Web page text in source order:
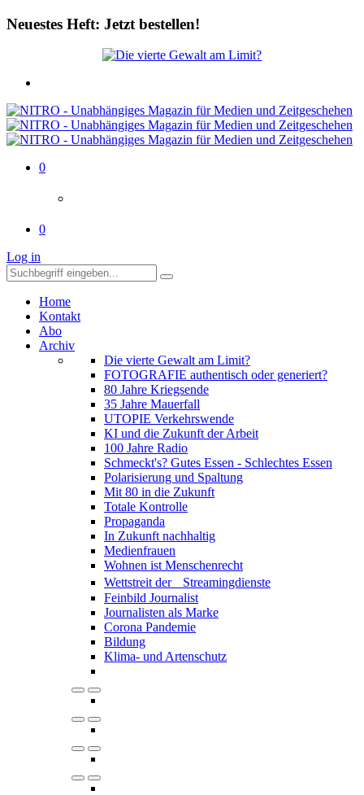
Neuestes Heft: Jetzt bestellen!
0
0
Log in
Home
Kontakt
Abo
Archiv
Die vierte Gewalt am Limit?
FOTOGRAFIE authentisch oder generiert?
80 Jahre Kriegsende
35 Jahre Mauerfall
UTOPIE Verkehrswende
KI und die Zukunft der Arbeit
100 Jahre Radio
Schmeckt's? Gutes Essen - Schlechtes Essen
Polarisierung und Spaltung
Mit 80 in die Zukunft
Totale Kontrolle
Propaganda
In Zukunft nachhaltig
Medienfrauen
Wohnen ist Menschenrecht
Wettstreit der Streamingdienste
Feinbild Journalist
Journalisten als Marke
Corona Pandemie
Bildung
Klima- und Artenschutz